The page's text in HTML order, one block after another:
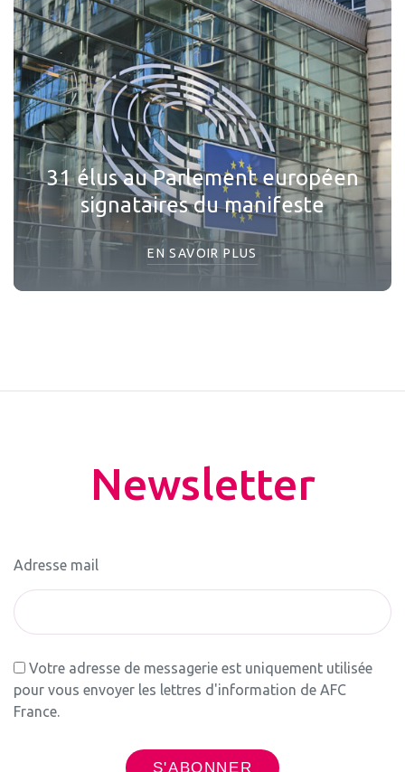
31 élus au Parlement européen
signataires du manifeste
EN SAVOIR PLUS
Newsletter
Adresse mail
Votre adresse de messagerie est uniquement utilisée
pour vous envoyer les lettres d'information de AFC
France.